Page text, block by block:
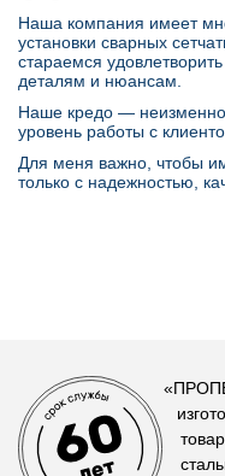
Наша компания имеет
установки сварных
стараемся
деталям и нюансам.
Наше кредо — неизменно
уровень работы с
Для меня важно, чтобы
только с надежностью,